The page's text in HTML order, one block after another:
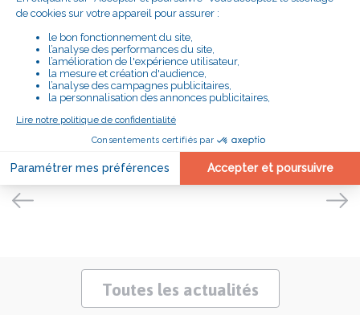
Auteur
crédits
Secours Catholique
Toutes les actualités